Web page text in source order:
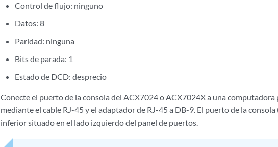
Control de flujo: ninguno
Datos: 8
Paridad: ninguna
Bits de parada: 1
Estado de DCD: desprecio
Conecte el puerto de la consola del ACX7024o ACX7024Xa una
mediante el cable RJ-45 y el adaptador de RJ-45 a DB-9. El puerto de la consola
inferior situado en el lado izquierdo del panel de puertos.